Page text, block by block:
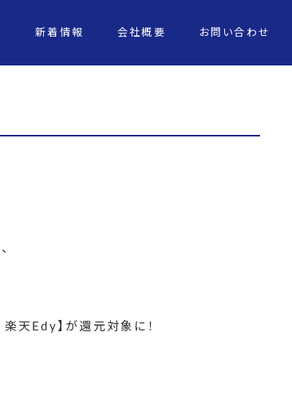
新着情報 会社概要 お問い合わせ
天Edy】が還元対象に！